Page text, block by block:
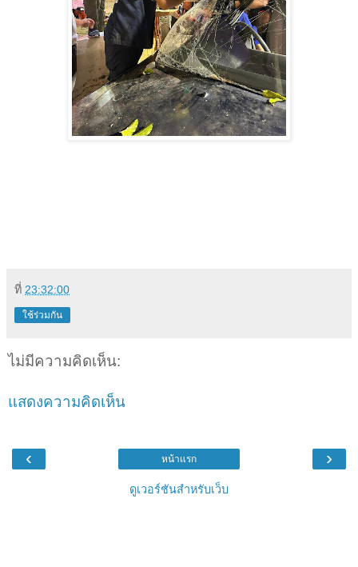
ที่ 23:32:00
ใช้ร่วมกัน
ไม่มีความคิดเห็น:
แสดงความคิดเห็น
‹ ›
หน้าแรก
ดูเวอร์ชันสำหรับเว็บ